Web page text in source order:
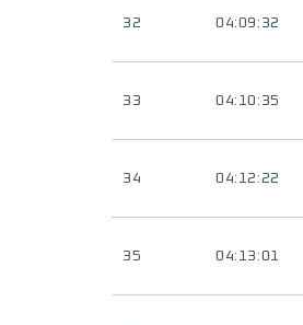
32 04:09:32
33 04:10:35
34 04:12:22
35 04:13:01